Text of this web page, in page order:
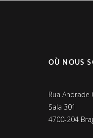
OÙ NOUS
Rua Andrade
Sala 301
4700-204